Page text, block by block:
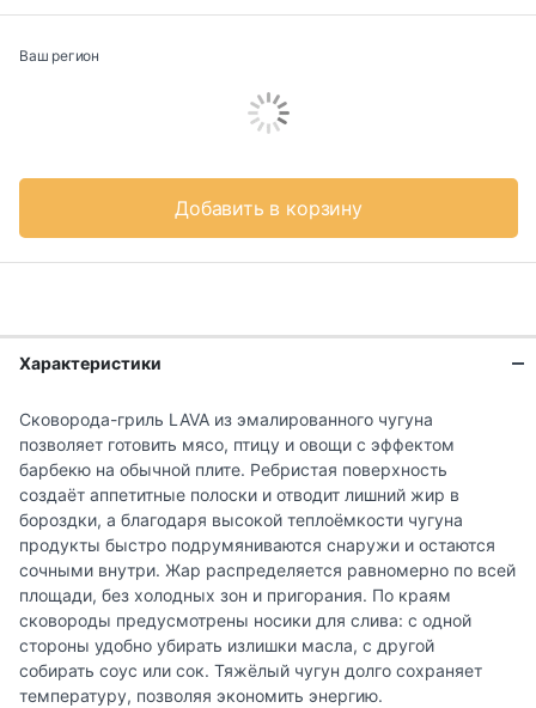
Ваш регион
Добавить в корзину
Характеристики
Сковорода-гриль LAVA из эмалированного чугуна
позволяет готовить мясо, птицу и овощи с эффектом
барбекю на обычной плите. Ребристая поверхность
создаёт аппетитные полоски и отводит лишний жир в
бороздки, а благодаря высокой теплоёмкости чугуна
продукты быстро подрумяниваются снаружи и остаются
сочными внутри. Жар распределяется равномерно по всей
площади, без холодных зон и пригорания. По краям
сковороды предусмотрены носики для слива: с одной
стороны удобно убирать излишки масла, с другой
собирать соус или сок. Тяжёлый чугун долго сохраняет
температуру, позволяя экономить энергию.